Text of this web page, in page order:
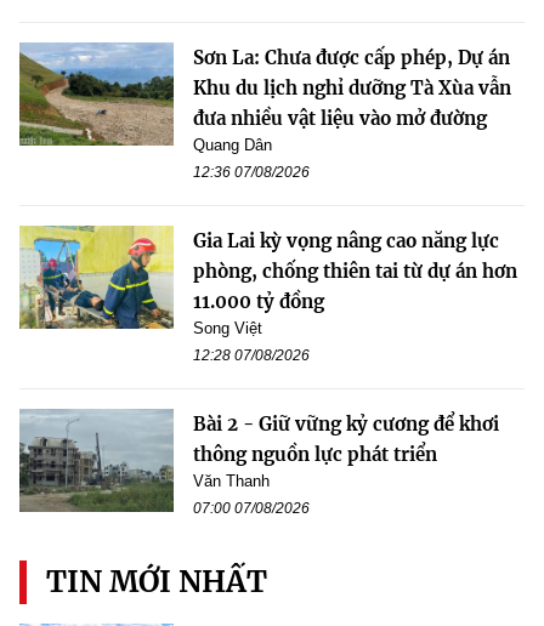
Sơn La: Chưa được cấp phép, Dự án
Khu du lịch nghỉ dưỡng Tà Xùa vẫn
đưa nhiều vật liệu vào mở đường
Quang Dân
12:36 07/08/2026
Gia Lai kỳ vọng nâng cao năng lực
phòng, chống thiên tai từ dự án hơn
11.000 tỷ đồng
Song Việt
12:28 07/08/2026
Bài 2 - Giữ vững kỷ cương để khơi
thông nguồn lực phát triển
Văn Thanh
07:00 07/08/2026
TIN MỚI NHẤT